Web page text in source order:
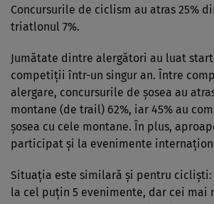
Concursurile de ciclism au atras 25%
triatlonul 7%.
Jumătate dintre alergători au luat
competiții într-un singur an. Între
alergare, concursurile de șosea au
montane (de trail) 62%, iar 45% au
șosea cu cele montane. În plus,
participat și la evenimente
Situația este similară și pentru
la cel puțin 5 evenimente, dar cei mai